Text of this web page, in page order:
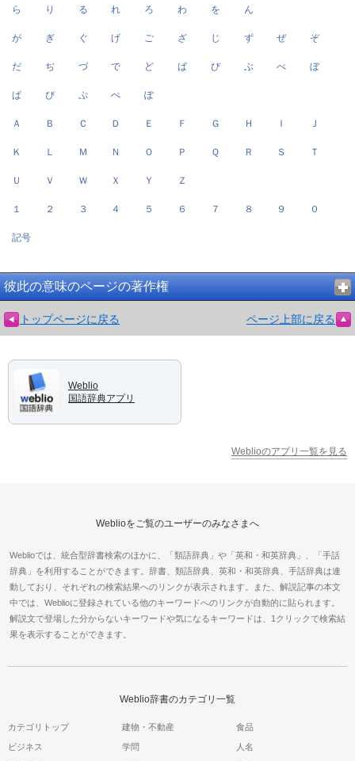
ら り る れ ろ わ を ん
が ぎ ぐ げ ご ざ じ ず ぜ ぞ
だ ぢ づ で ど ば び ぶ べ ぼ
ぱ ぴ ぷ ぺ ぽ
Ａ Ｂ Ｃ Ｄ Ｅ Ｆ Ｇ Ｈ Ｉ Ｊ
Ｋ Ｌ Ｍ Ｎ Ｏ Ｐ Ｑ Ｒ Ｓ Ｔ
Ｕ Ｖ Ｗ Ｘ Ｙ Ｚ
１ ２ ３ ４ ５ ６ ７ ８ ９ ０
記号
彼此の意味のページの著作権
トップページに戻る ページ上部に戻る
Weblio
国語辞典アプリ
Weblioのアプリ一覧を見る
Weblioをご覧のユーザーのみなさまへ
Weblioでは、統合型辞書検索のほかに、「類語辞典」や「英和・和英辞典」、「手話
辞典」を利用することができます。辞書、類語辞典、英和・和英辞典、手話辞典は連
動しており、それぞれの検索結果へのリンクが表示されます。また、解説記事の本文
中では、Weblioに登録されている他のキーワードへのリンクが自動的に貼られます。
解説文で登場した分からないキーワードや気になるキーワードは、1クリックで検索結
果を表示することができます。
Weblio辞書のカテゴリ一覧
カテゴリトップ 建物・不動産 食品
ビジネス 学問 人名